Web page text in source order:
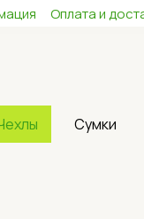
Оплата и
Сумки